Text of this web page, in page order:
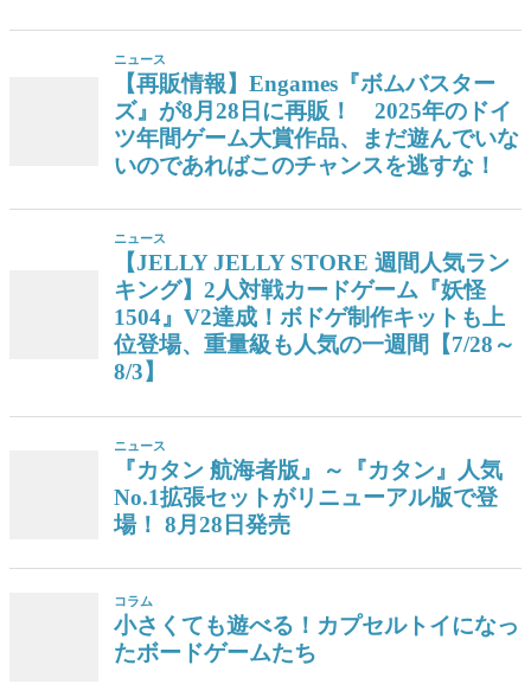
ニュース
【再販情報】Engames『ボムバスター
ズ』が8月28日に再販！ 2025年のドイ
ツ年間ゲーム大賞作品、まだ遊んでいな
いのであればこのチャンスを逃すな！
ニュース
【JELLY JELLY STORE 週間人気ラン
キング】2人対戦カードゲーム『妖怪
1504』V2達成！ボドゲ制作キットも上
位登場、重量級も人気の一週間【7/28～
8/3】
ニュース
『カタン 航海者版』～『カタン』人気
No.1拡張セットがリニューアル版で登
場！ 8月28日発売
コラム
小さくても遊べる！カプセルトイになっ
たボードゲームたち